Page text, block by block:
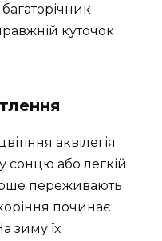
куточок
аквілегія
сонцю або легкій
переживають
починає
зиму їх